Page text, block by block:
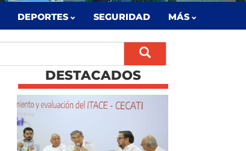
DEPORTES SEGURIDAD MÁS
DESTACADOS